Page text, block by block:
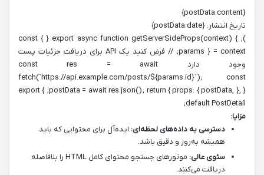
{postData.content}
تاریخ انتشار: {postData.date}
); } export async function getServerSideProps(context) { const {
params } = context; // فرض کنید یک API برای دریافت جزئیات پست
وجود دارد const res = await
fetch(`https://api.example.com/posts/${params.id}`); const
postData = await res.json(); return { props: { postData, }, }; } export
default PostDetail;
مزایا:
دسترسی به داده‌های لحظه‌ای: ایده‌آل برای محتوایی که باید
همیشه به‌روز و دقیق باشد.
سئوی عالی:
موتورهای جستجو محتوای کامل HTML را بلافاصله
دریافت می‌کنند.